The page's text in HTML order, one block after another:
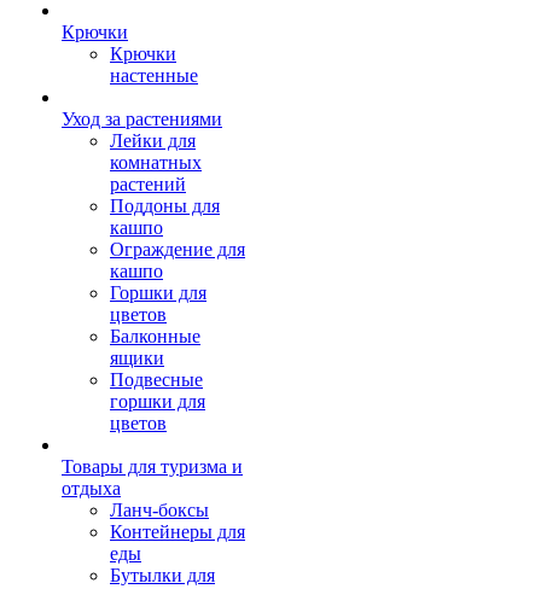
Крючки
Крючки
настенные
Уход за растениями
Лейки для
комнатных
растений
Поддоны для
кашпо
Ограждение для
кашпо
Горшки для
цветов
Балконные
ящики
Подвесные
горшки для
цветов
Товары для туризма и
отдыха
Ланч-боксы
Контейнеры для
еды
Бутылки для